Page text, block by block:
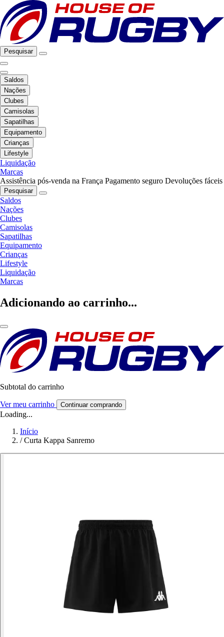
Pesquisar
Saldos
Nações
Clubes
Camisolas
Sapatilhas
Equipamento
Crianças
Lifestyle
Liquidação
Marcas
Assistência pós-venda na França Pagamento seguro Devoluções fáceis
Pesquisar
Saldos
Nações
Clubes
Camisolas
Sapatilhas
Equipamento
Crianças
Lifestyle
Liquidação
Marcas
Adicionando ao carrinho...
Subtotal do carrinho
Ver meu carrinho Continuar comprando
Loading...
Início
/ Curta Kappa Sanremo